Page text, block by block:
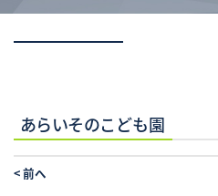
あらいそのこども園
<前へ